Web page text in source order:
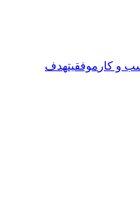
و کار موفقیتهدف